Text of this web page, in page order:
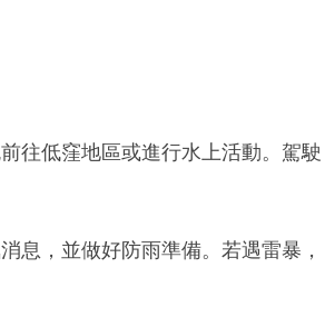
往低窪地區或進行水上活動。駕駛
息，並做好防雨準備。若遇雷暴，